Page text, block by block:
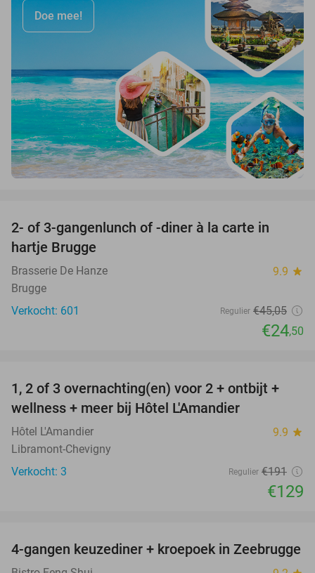
Doe mee!
2- of 3-gangenlunch of -diner à la carte in
hartje Brugge
Brasserie De Hanze 9.9 star
Brugge
Verkocht: 601
Regulier €45,05
€24,50
32%
TODAY
1, 2 of 3 overnachting(en) voor 2 + ontbijt +
wellness + meer bij Hôtel L'Amandier
Hôtel L'Amandier 9.9 star
Libramont-Chevigny
Verkocht: 3
Regulier €191
€129
46%
4-gangen keuzediner + kroepoek in Zeebrugge